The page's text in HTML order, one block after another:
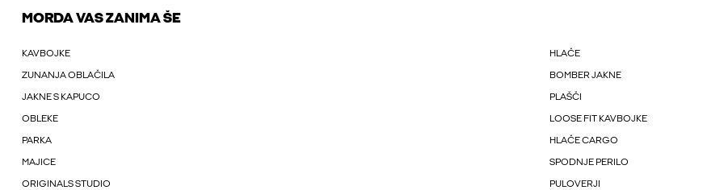
MORDA VAS ZANIMA ŠE
KAVBOJKE HLAČE
ZUNANJA OBLAČILA BOMBER JAKNE
JAKNE S KAPUCO PLAŠČI
OBLEKE LOOSE FIT KAVBOJKE
PARKA HLAČE CARGO
MAJICE SPODNJE PERILO
ORIGINALS STUDIO PULOVERJI